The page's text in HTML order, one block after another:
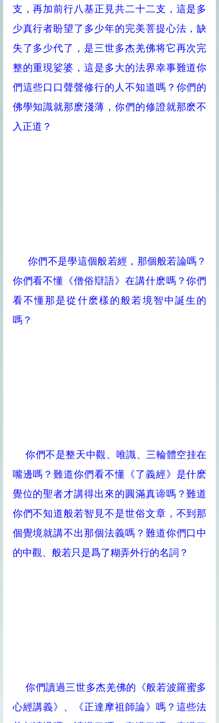
支，再加前行八基正見共二十二支，這是多
少真行者盼望了多少年的完美菩提心法，缺
失了多少代了，是三世多杰羌佛将它再次完
整的重現娑婆，這是多大的法界幸事難道你
們這些口口聲聲修行的人不知道嗎？你們的
佛學知識就那麽淺薄，你們的修證就那麽不
入正道？
你們不是學這個般若經，那個般若論嗎？
你們看不懂《僧俗辯語》在講什麽嗎？你們
看不懂那是從什麽樣的般若境智中誕生的
嗎？
你們不是整天中觀、唯識、三輪體空挂在
嘴邊嗎？難道你們看不懂《了義經》是什麽
覺位的聖者才講得出來的圓滿真谛嗎？難道
你們不知道般若智見不是世俗文章，不到那
個覺境就講不出那個法義嗎？難道你們口中
的中觀、般若只是爲了糊弄外行的名詞？
你們讀過三世多杰羌佛的《般若波羅蜜多
心經講義》、《正達摩祖師論》嗎？這些法